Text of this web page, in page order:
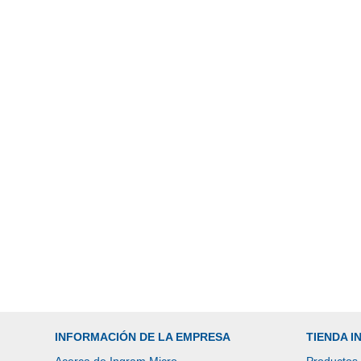
INFORMACIÓN DE LA EMPRESA
TIENDA